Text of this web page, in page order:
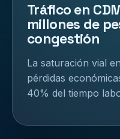
Tráfico en
millones de
congestión
La saturación vial
pérdidas
40% del tiempo